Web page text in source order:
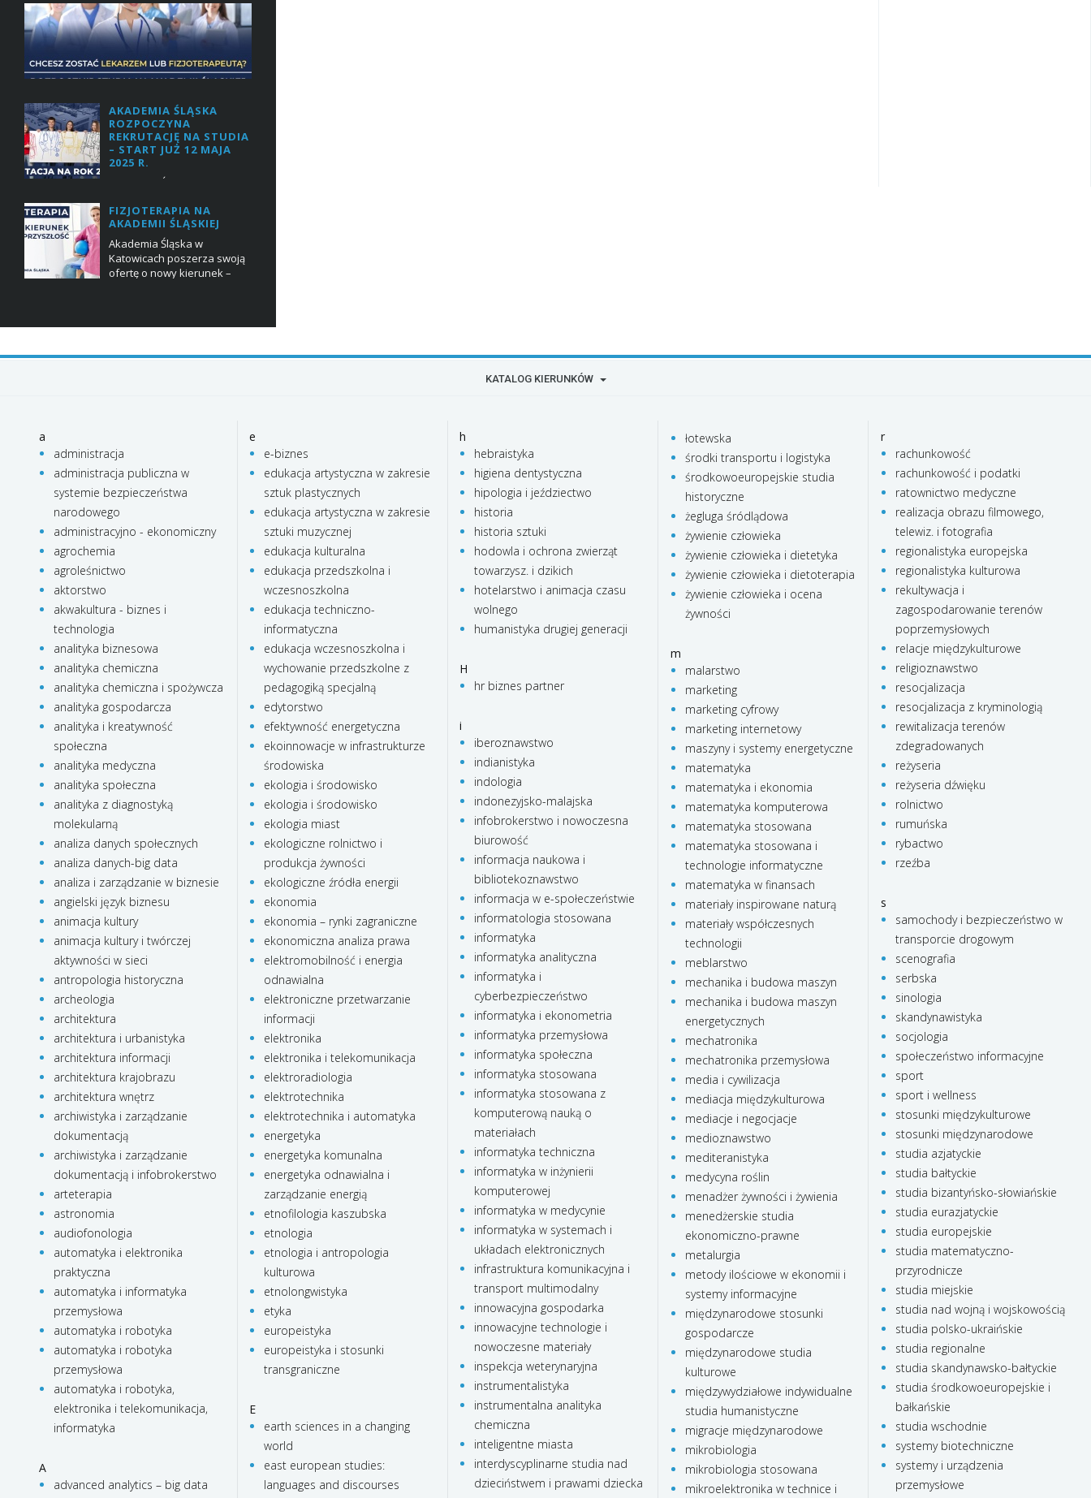
AKADEMIA ŚLĄSKA
ROZPOCZYNA
REKRUTACJĘ NA STUDIA
– START JUŻ 12 MAJA
2025 R.
Akademia Śląska w
studia na rok akademicki 2025/2026. Już od 12
maja 2025 r. kandydaci będą mogli zapisywać
się na wybrane kierunk...
FIZJOTERAPIA NA
AKADEMII ŚLĄSKIEJ
Akademia Śląska w
Katowicach poszerza swoją
ofertę o nowy kierunek –
KATALOG KIERUNKÓW
a
administracja
administracja publiczna w
systemie bezpieczeństwa
narodowego
administracyjno - ekonomiczny
agrochemia
agroleśnictwo
aktorstwo
akwakultura - biznes i
technologia
analityka biznesowa
analityka chemiczna
analityka chemiczna i spożywcza
analityka gospodarcza
analityka i kreatywność
społeczna
analityka medyczna
analityka społeczna
analityka z diagnostyką
molekularną
analiza danych społecznych
analiza danych-big data
analiza i zarządzanie w biznesie
angielski język biznesu
animacja kultury
animacja kultury i twórczej
aktywności w sieci
antropologia historyczna
archeologia
architektura
architektura i urbanistyka
architektura informacji
architektura krajobrazu
architektura wnętrz
archiwistyka i zarządzanie
dokumentacją
archiwistyka i zarządzanie
dokumentacją i infobrokerstwo
arteterapia
astronomia
audiofonologia
automatyka i elektronika
praktyczna
automatyka i informatyka
przemysłowa
automatyka i robotyka
automatyka i robotyka
przemysłowa
automatyka i robotyka,
elektronika i telekomunikacja,
informatyka
A
advanced analytics – big data
e
e-biznes
edukacja artystyczna w zakresie
sztuk plastycznych
edukacja artystyczna w zakresie
sztuki muzycznej
edukacja kulturalna
edukacja przedszkolna i
wczesnoszkolna
edukacja techniczno-
informatyczna
edukacja wczesnoszkolna i
wychowanie przedszkolne z
pedagogiką specjalną
edytorstwo
efektywność energetyczna
ekoinnowacje w infrastrukturze
środowiska
ekologia i środowisko
ekologia i środowisko
ekologia miast
ekologiczne rolnictwo i
produkcja żywności
ekologiczne źródła energii
ekonomia
ekonomia – rynki zagraniczne
ekonomiczna analiza prawa
elektromobilność i energia
odnawialna
elektroniczne przetwarzanie
informacji
elektronika
elektronika i telekomunikacja
elektroradiologia
elektrotechnika
elektrotechnika i automatyka
energetyka
energetyka komunalna
energetyka odnawialna i
zarządzanie energią
etnofilologia kaszubska
etnologia
etnologia i antropologia
kulturowa
etnolongwistyka
etyka
europeistyka
europeistyka i stosunki
transgraniczne
E
earth sciences in a changing
world
east european studies:
languages and discourses
h
hebraistyka
higiena dentystyczna
hipologia i jeździectwo
historia
historia sztuki
hodowla i ochrona zwierząt
towarzysz. i dzikich
hotelarstwo i animacja czasu
wolnego
humanistyka drugiej generacji
H
hr biznes partner
i
iberoznawstwo
indianistyka
indologia
indonezyjsko-malajska
infobrokerstwo i nowoczesna
biurowość
informacja naukowa i
bibliotekoznawstwo
informacja w e-społeczeństwie
informatologia stosowana
informatyka
informatyka analityczna
informatyka i
cyberbezpieczeństwo
informatyka i ekonometria
informatyka przemysłowa
informatyka społeczna
informatyka stosowana
informatyka stosowana z
komputerową nauką o
materiałach
informatyka techniczna
informatyka w inżynierii
komputerowej
informatyka w medycynie
informatyka w systemach i
układach elektronicznych
infrastruktura komunikacyjna i
transport multimodalny
innowacyjna gospodarka
innowacyjne technologie i
nowoczesne materiały
inspekcja weterynaryjna
instrumentalistyka
instrumentalna analityka
chemiczna
inteligentne miasta
interdyscyplinarne studia nad
dzieciństwem i prawami dziecka
łotewska
środki transportu i logistyka
środkowoeuropejskie studia
historyczne
żegluga śródlądowa
żywienie człowieka
żywienie człowieka i dietetyka
żywienie człowieka i dietoterapia
żywienie człowieka i ocena
żywności
m
malarstwo
marketing
marketing cyfrowy
marketing internetowy
maszyny i systemy energetyczne
matematyka
matematyka i ekonomia
matematyka komputerowa
matematyka stosowana
matematyka stosowana i
technologie informatyczne
matematyka w finansach
materiały inspirowane naturą
materiały współczesnych
technologii
meblarstwo
mechanika i budowa maszyn
mechanika i budowa maszyn
energetycznych
mechatronika
mechatronika przemysłowa
media i cywilizacja
mediacja międzykulturowa
mediacje i negocjacje
medioznawstwo
mediteranistyka
medycyna roślin
menadżer żywności i żywienia
menedżerskie studia
ekonomiczno-prawne
metalurgia
metody ilościowe w ekonomii i
systemy informacyjne
międzynarodowe stosunki
gospodarcze
międzynarodowe studia
kulturowe
międzywydziałowe indywidualne
studia humanistyczne
migracje międzynarodowe
mikrobiologia
mikrobiologia stosowana
mikroelektronika w technice i
r
rachunkowość
rachunkowość i podatki
ratownictwo medyczne
realizacja obrazu filmowego,
telewiz. i fotografia
regionalistyka europejska
regionalistyka kulturowa
rekultywacja i
zagospodarowanie terenów
poprzemysłowych
relacje międzykulturowe
religioznawstwo
resocjalizacja
resocjalizacja z kryminologią
rewitalizacja terenów
zdegradowanych
reżyseria
reżyseria dźwięku
rolnictwo
rumuńska
rybactwo
rzeźba
s
samochody i bezpieczeństwo w
transporcie drogowym
scenografia
serbska
sinologia
skandynawistyka
socjologia
społeczeństwo informacyjne
sport
sport i wellness
stosunki międzykulturowe
stosunki międzynarodowe
studia azjatyckie
studia bałtyckie
studia bizantyńsko-słowiańskie
studia eurazjatyckie
studia europejskie
studia matematyczno-
przyrodnicze
studia miejskie
studia nad wojną i wojskowością
studia polsko-ukraińskie
studia regionalne
studia skandynawsko-bałtyckie
studia środkowoeuropejskie i
bałkańskie
studia wschodnie
systemy biotechniczne
systemy i urządzenia
przemysłowe